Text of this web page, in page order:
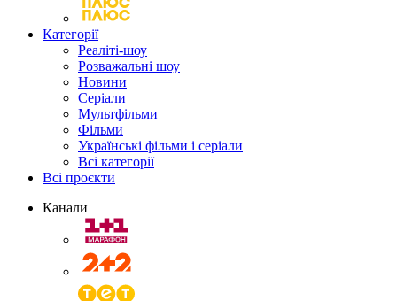
Категорії
Реаліті-шоу
Розважальні шоу
Новини
Серіали
Мультфільми
Фільми
Українські фільми і серіали
Всі категорії
Всі проєкти
Канали